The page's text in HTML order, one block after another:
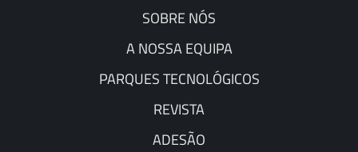
SOBRE NÓS
A NOSSA EQUIPA
PARQUES TECNOLÓGICOS
REVISTA
ADESÃO